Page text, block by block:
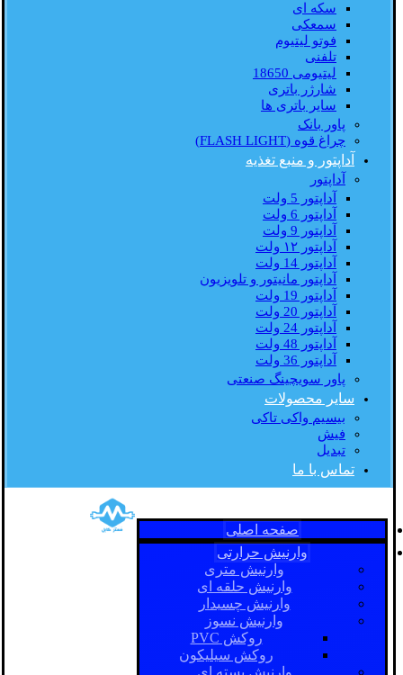
سکه ای
سمعکی
فوتو لیتیوم
تلفنی
لیتیومی 18650
شارژر باتری
سایر باتری ها
پاور بانک
چراغ قوه (FLASH LIGHT)
آداپتور و منبع تغذیه
آداپتور
آداپتور 5 ولت
آداپتور 6 ولت
آداپتور 9 ولت
آداپتور ۱۲ ولت
آداپتور 14 ولت
آداپتور مانیتور و تلویزیون
آداپتور 19 ولت
آداپتور 20 ولت
آداپتور 24 ولت
آداپتور 48 ولت
آداپتور 36 ولت
پاور سویچینگ صنعتی
سایر محصولات
بیسیم واکی تاکی
فیش
تبدیل
تماس با ما
صفحه اصلی
وارنیش حرارتی
وارنیش متری
وارنیش حلقه ای
وارنیش چسبدار
وارنیش نسوز
روکش PVC
روکش سیلیکون
وارنیش بسته ای